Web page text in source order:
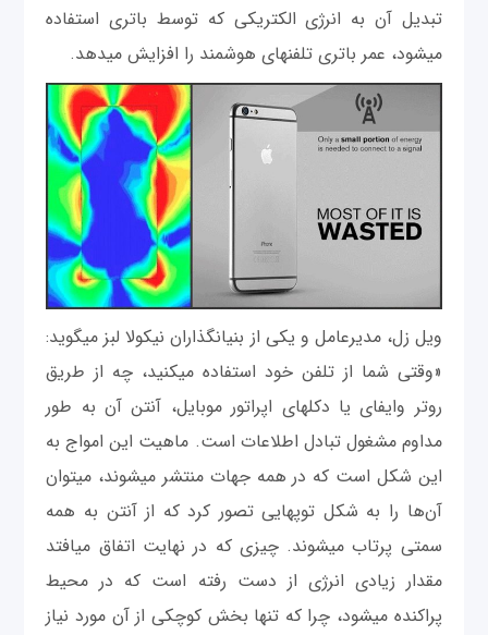
تبدیل آن به انرژی الکتریکی که توسط باتری استفاده
می‎شود، عمر باتری تلفن‎های هوشمند را افزایش می‎دهد.
ویل زل، مدیرعامل و یکی از بنیانگذاران نیکولا لبز می‎گوید:
«وقتی شما از تلفن خود استفاده می‎کنید، چه از طریق
روتر وای‎فای یا دکل‎های اپراتور موبایل، آنتن آن به طور
مداوم مشغول تبادل اطلاعات است. ماهیت این امواج به
این شکل است که در همه جهات منتشر می‎شوند، می‎توان
آن‌ها را به شکل توپ‎هایی تصور کرد که از آنتن به همه
سمتی پرتاب می‎شوند. چیزی که در نهایت اتفاق می‎افتد
مقدار زیادی انرژی از دست رفته است که در محیط
پراکنده می‎شود، چرا که تنها بخش کوچکی از آن مورد نیاز